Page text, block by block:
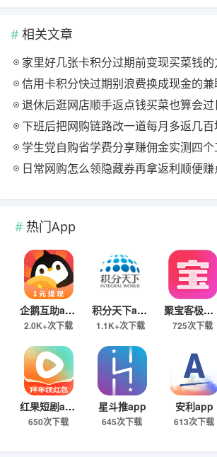
相关文章
家里好几张卡积分过期前变现买菜钱的
信用卡积分快过期别浪费换成现金的
退休后逛网店顺手返点钱买菜也算会
下班后把网购链路改一道每月多返几百
学生党自购省学费分享赚佣金实测四
日常网购怎么领隐藏券再拿返利顺便
热门App
企鹅互助app
2.0K+次下载
积分天下app
1.1K+次下载
聚宝客极速版
725次下载
红果短剧app
650次下载
星斗推app
645次下载
安利app
613次下载